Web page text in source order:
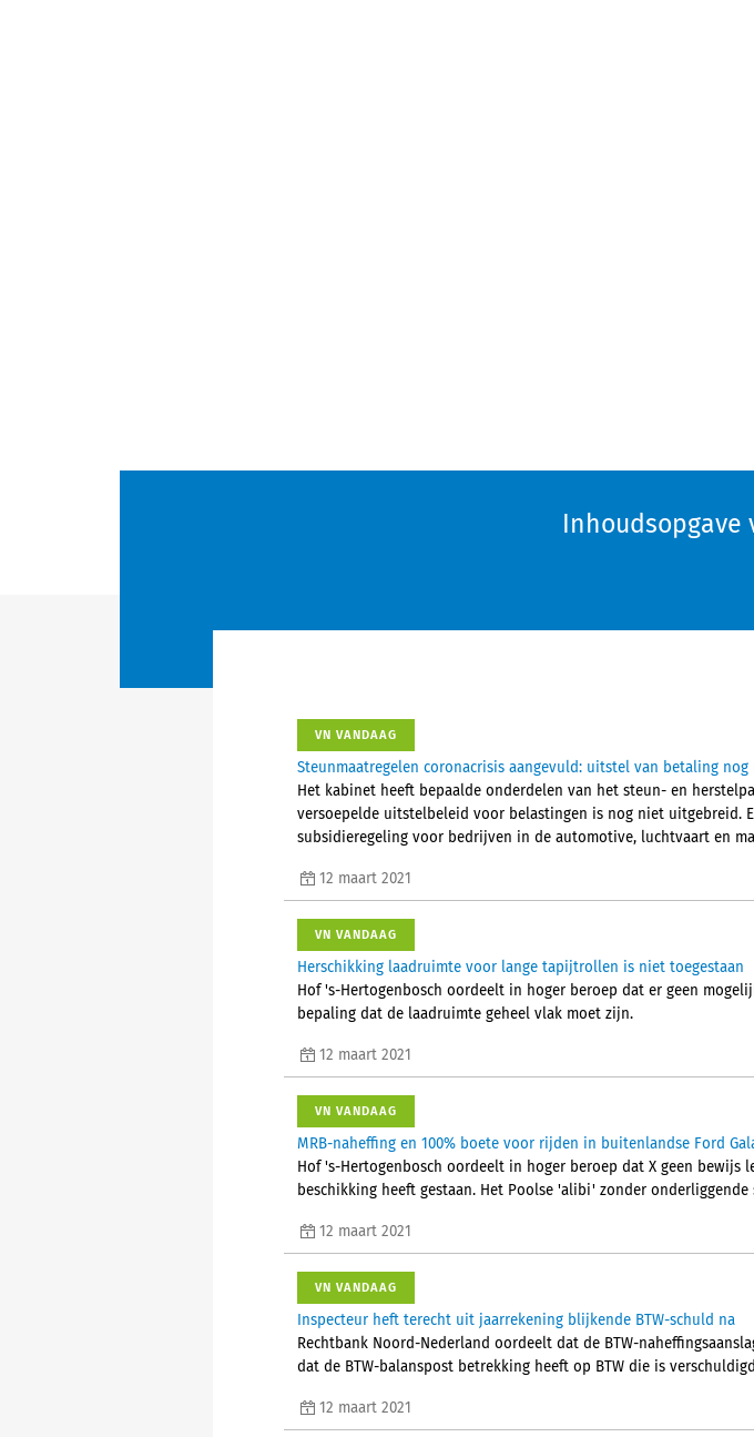
Inhoudsopgave
VN VANDAAG
Steunmaatregelen coronacrisis aangevuld: uitstel van betaling
Het kabinet heeft bepaalde onderdelen van het steun- en
versoepelde uitstelbeleid voor belastingen is nog niet uitgebreid.
subsidieregeling voor bedrijven in de automotive, luchtvaart en
12 maart 2021
VN VANDAAG
Herschikking laadruimte voor lange tapijtrollen is niet toegestaan
Hof 's-Hertogenbosch oordeelt in hoger beroep dat er geen
bepaling dat de laadruimte geheel vlak moet zijn.
12 maart 2021
VN VANDAAG
MRB-naheffing en 100% boete voor rijden in buitenlandse Ford
Hof 's-Hertogenbosch oordeelt in hoger beroep dat X geen
beschikking heeft gestaan. Het Poolse 'alibi' zonder
12 maart 2021
VN VANDAAG
Inspecteur heft terecht uit jaarrekening blijkende BTW-schuld na
Rechtbank Noord-Nederland oordeelt dat de BTW-
dat de BTW-balanspost betrekking heeft op BTW die is
12 maart 2021